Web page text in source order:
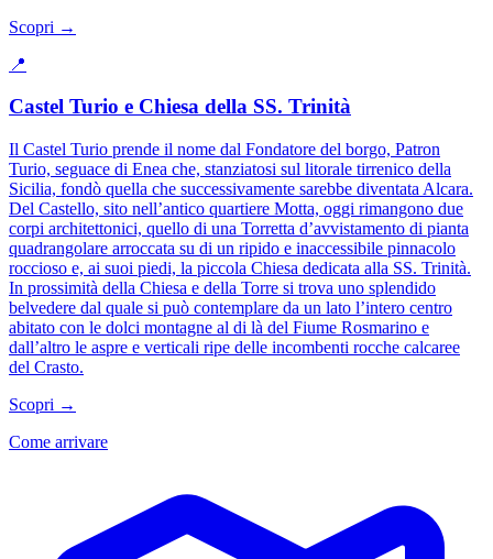
Scopri →
📍
Castel Turio e Chiesa della SS. Trinità
Il Castel Turio prende il nome dal Fondatore del borgo, Patron
Turio, seguace di Enea che, stanziatosi sul litorale tirrenico della
Sicilia, fondò quella che successivamente sarebbe diventata Alcara.
Del Castello, sito nell’antico quartiere Motta, oggi rimangono due
corpi architettonici, quello di una Torretta d’avvistamento di pianta
quadrangolare arroccata su di un ripido e inaccessibile pinnacolo
roccioso e, ai suoi piedi, la piccola Chiesa dedicata alla SS. Trinità.
In prossimità della Chiesa e della Torre si trova uno splendido
belvedere dal quale si può contemplare da un lato l’intero centro
abitato con le dolci montagne al di là del Fiume Rosmarino e
dall’altro le aspre e verticali ripe delle incombenti rocche calcaree
del Crasto.
Scopri →
Come arrivare